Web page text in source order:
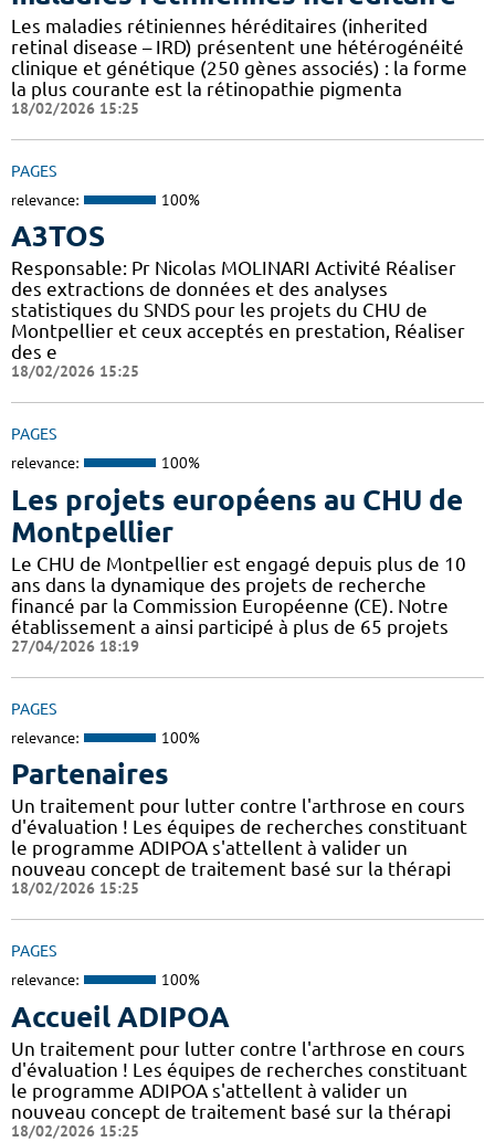
Les maladies rétiniennes héréditaires (inherited
retinal disease – IRD) présentent une hétérogénéité
clinique et génétique (250 gènes associés) : la forme
la plus courante est la rétinopathie pigmenta
18/02/2026 15:25
PAGES
relevance: 100%
A3TOS
Responsable: Pr Nicolas MOLINARI Activité Réaliser
des extractions de données et des analyses
statistiques du SNDS pour les projets du CHU de
Montpellier et ceux acceptés en prestation, Réaliser
des e
18/02/2026 15:25
PAGES
relevance: 100%
Les projets européens au CHU de
Montpellier
Le CHU de Montpellier est engagé depuis plus de 10
ans dans la dynamique des projets de recherche
financé par la Commission Européenne (CE). Notre
établissement a ainsi participé à plus de 65 projets
27/04/2026 18:19
PAGES
relevance: 100%
Partenaires
Un traitement pour lutter contre l'arthrose en cours
d'évaluation ! Les équipes de recherches constituant
le programme ADIPOA s'attellent à valider un
nouveau concept de traitement basé sur la thérapi
18/02/2026 15:25
PAGES
relevance: 100%
Accueil ADIPOA
Un traitement pour lutter contre l'arthrose en cours
d'évaluation ! Les équipes de recherches constituant
le programme ADIPOA s'attellent à valider un
nouveau concept de traitement basé sur la thérapi
18/02/2026 15:25